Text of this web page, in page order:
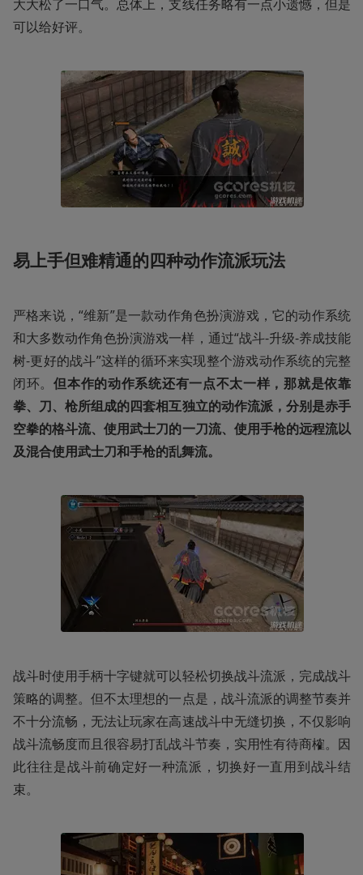
大大松了一口气。总体上，支线任务略有一点小遗憾，但是
可以给好评。
易上手但难精通的四种动作流派玩法
严格来说，“维新”是一款动作角色扮演游戏，它的动作系统
和大多数动作角色扮演游戏一样，通过“战斗-升级-养成技能
树-更好的战斗”这样的循环来实现整个游戏动作系统的完整
闭环。但本作的动作系统还有一点不太一样，那就是依靠
拳、刀、枪所组成的四套相互独立的动作流派，分别是赤手
空拳的格斗流、使用武士刀的一刀流、使用手枪的远程流以
及混合使用武士刀和手枪的乱舞流。
战斗时使用手柄十字键就可以轻松切换战斗流派，完成战斗
策略的调整。但不太理想的一点是，战斗流派的调整节奏并
不十分流畅，无法让玩家在高速战斗中无缝切换，不仅影响
战斗流畅度而且很容易打乱战斗节奏，实用性有待商榷。因
此往往是战斗前确定好一种流派，切换好一直用到战斗结
束。